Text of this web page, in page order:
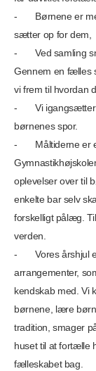
- Børnene er
sætter op for dem,
- Ved samling
Gennem en fælles
vi frem til hvordan
- Vi igangsætter
børnenes spor.
- Måltiderne er et
oplevelser over til
enkelte bar selv
forskelligt pålæg.
verden.
- Vores årshjul er
arrangementer,
kendskab med. Vi
børnene, lære
tradition, smager
huset til at fortælle
fælleskabet bag.